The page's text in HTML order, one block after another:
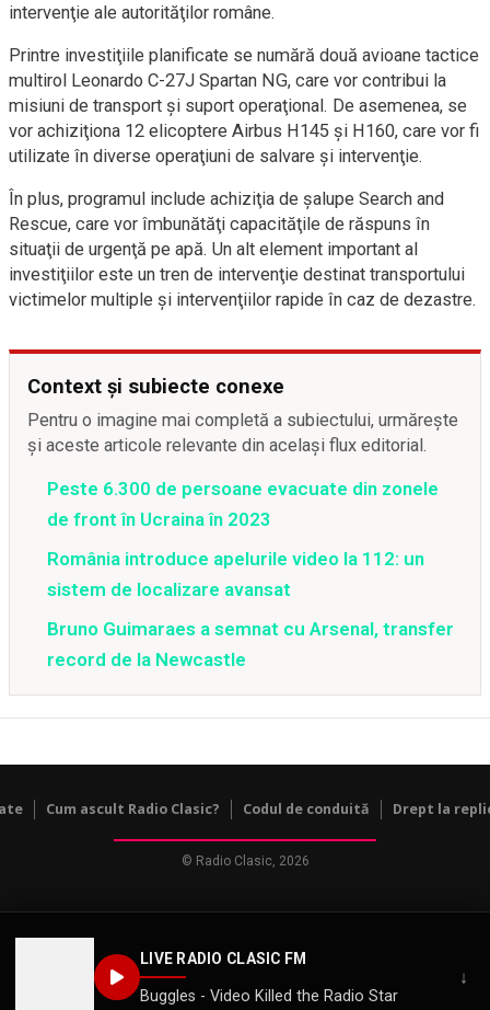
LIVE RADIO CLASIC FM
Buggles - Video Killed the Radio Star
↓
intervenţie ale autorităţilor române.
Printre investiţiile planificate se numără două avioane tactice
multirol Leonardo C-27J Spartan NG, care vor contribui la
misiuni de transport şi suport operaţional. De asemenea, se
vor achiziţiona 12 elicoptere Airbus H145 şi H160, care vor fi
utilizate în diverse operaţiuni de salvare şi intervenţie.
În plus, programul include achiziţia de şalupe Search and
Rescue, care vor îmbunătăţi capacităţile de răspuns în
situaţii de urgenţă pe apă. Un alt element important al
investiţiilor este un tren de intervenţie destinat transportului
victimelor multiple şi intervenţiilor rapide în caz de dezastre.
Context și subiecte conexe
Pentru o imagine mai completă a subiectului, urmărește
și aceste articole relevante din același flux editorial.
Peste 6.300 de persoane evacuate din zonele
de front în Ucraina în 2023
România introduce apelurile video la 112: un
sistem de localizare avansat
Bruno Guimaraes a semnat cu Arsenal, transfer
record de la Newcastle
Cum ascult Radio Clasic? Codul de conduită Drept la
© Radio Clasic, 2026